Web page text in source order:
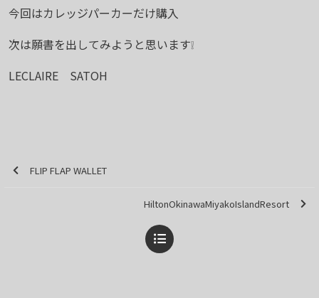
今回はカレッジパーカーだけ購入
次は願書を出してみようと思います❕
LECLAIRE SATOH
FLIP FLAP WALLET
HiltonOkinawaMiyakoIslandResort